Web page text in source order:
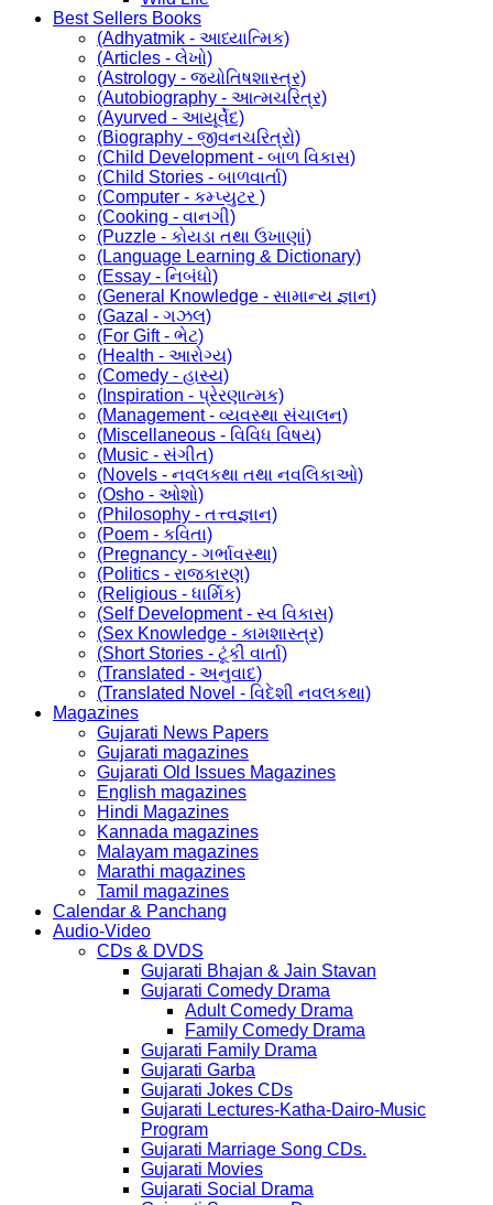
Best Sellers Books
(Adhyatmik - આધ્યાત્મિક)
(Articles - લેખો)
(Astrology - જ્યોતિષશાસ્ત્ર)
(Autobiography - આત્મચરિત્ર)
(Ayurved - આયૂર્વેદ)
(Biography - જીવનચરિત્રો)
(Child Development - બાળ વિકાસ)
(Child Stories - બાળવાર્તા)
(Computer - કમ્પ્યુટર )
(Cooking - વાનગી)
(Puzzle - કોયડા તથા ઉખાણાં)
(Language Learning & Dictionary)
(Essay - નિબંધો)
(General Knowledge - સામાન્ય જ્ઞાન)
(Gazal - ગઝલ)
(For Gift - ભેટ)
(Health - આરોગ્ય)
(Comedy - હાસ્ય)
(Inspiration - પ્રેરણાત્મક)
(Management - વ્યવસ્થા સંચાલન)
(Miscellaneous - વિવિધ વિષય)
(Music - સંગીત)
(Novels - નવલકથા તથા નવલિકાઓ)
(Osho - ઓશો)
(Philosophy - તત્ત્વજ્ઞાન)
(Poem - કવિતા)
(Pregnancy - ગર્ભાવસ્થા)
(Politics - રાજકારણ)
(Religious - ધાર્મિક)
(Self Development - સ્વ વિકાસ)
(Sex Knowledge - કામશાસ્ત્ર)
(Short Stories - ટૂંકી વાર્તા)
(Translated - અનુવાદ)
(Translated Novel - વિદેશી નવલકથા)
Magazines
Gujarati News Papers
Gujarati magazines
Gujarati Old Issues Magazines
English magazines
Hindi Magazines
Kannada magazines
Malayam magazines
Marathi magazines
Tamil magazines
Calendar & Panchang
Audio-Video
CDs & DVDS
Gujarati Bhajan & Jain Stavan
Gujarati Comedy Drama
Adult Comedy Drama
Family Comedy Drama
Gujarati Family Drama
Gujarati Garba
Gujarati Jokes CDs
Gujarati Lectures-Katha-Dairo-Music
Program
Gujarati Marriage Song CDs.
Gujarati Movies
Gujarati Social Drama